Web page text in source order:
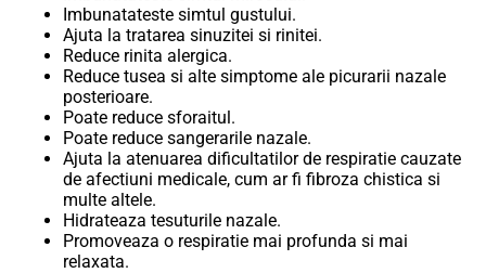
Imbunatateste simtul gustului.
Ajuta la tratarea sinuzitei si rinitei.
Reduce rinita alergica.
Reduce tusea si alte simptome ale picurarii nazale
posterioare.
Poate reduce sforaitul.
Poate reduce sangerarile nazale.
Ajuta la atenuarea dificultatilor de respiratie cauzate
de afectiuni medicale, cum ar fi fibroza chistica si
multe altele.
Hidrateaza tesuturile nazale.
Promoveaza o respiratie mai profunda si mai
relaxata.